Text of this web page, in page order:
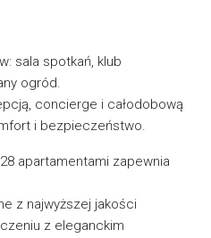
sala spotkań, klub
ogród.
concierge i całodobową
i bezpieczeństwo.
apartamentami zapewnia
z najwyższej jakości
z eleganckim